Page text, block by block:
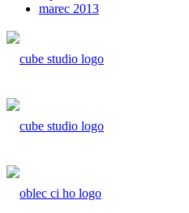
marec 2013